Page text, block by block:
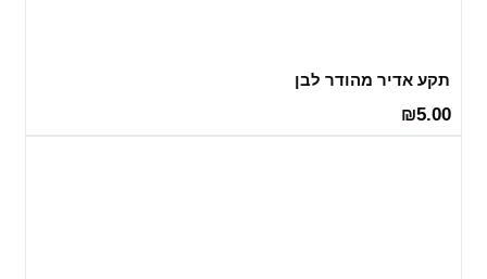
תקע אדיר מהודר לבן
₪5.00